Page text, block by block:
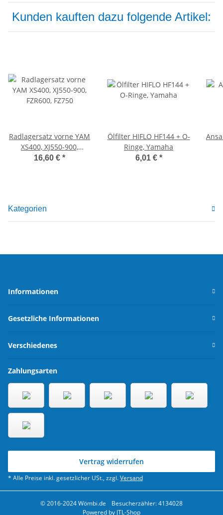
Kunden kauften dazu folgende Artikel:
Radlagersatz vorne YAM
XS400, XJ550-900,
FZR600, FZ750
16,60 € *
Ölfilter HIFLO HF144 + O-
Ringe, Yamaha
6,01 € *
Kategorien
Informationen
Gesetzliche Informationen
Verschiedenes
Zahlungsarten
Vertrag widerrufen
* Alle Preise inkl. gesetzlicher USt., zzgl.Versand
© 2016-2024 Wömbi.de
Besucherzähler: 4134028
Powered by JTL-Shop